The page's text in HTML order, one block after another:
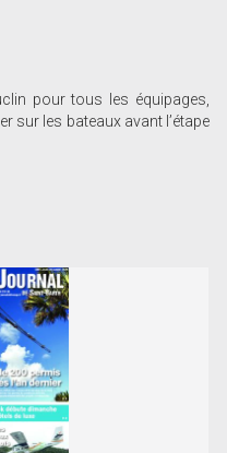
pour tous les équipages,
sur les bateaux avant l’étape